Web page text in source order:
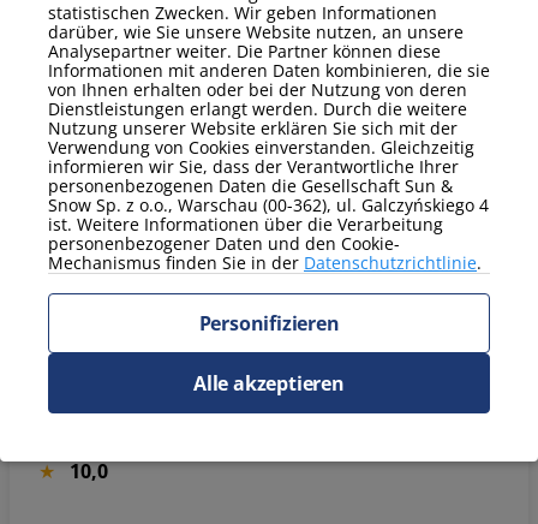
expandieren
9,8
Dziękujemy za opinię i przepraszamy za niedogodności związane z dostępem do apartamentu, wyposażeniem oraz czystością. Przekazaliśmy zgłoszenie do zespołu operacyjnego, aby poprawić jakość obsługi i komfort pobytu w przyszłości. Pozdrawiam, Joanna Sun&Snow
expandieren
Hinzugefügt: 21.8.2025
Łukasz
12 Tage, August 2025
10,0
statistischen Zwecken. Wir geben Informationen
darüber, wie Sie unsere Website nutzen, an unsere
Analysepartner weiter. Die Partner können diese
Informationen mit anderen Daten kombinieren, die sie
von Ihnen erhalten oder bei der Nutzung von deren
Dienstleistungen erlangt werden. Durch die weitere
Nutzung unserer Website erklären Sie sich mit der
Verwendung von Cookies einverstanden. Gleichzeitig
informieren wir Sie, dass der Verantwortliche Ihrer
personenbezogenen Daten die Gesellschaft Sun &
Snow Sp. z o.o., Warschau (00-362), ul. Galczyńskiego 4
ist. Weitere Informationen über die Verarbeitung
personenbezogener Daten und den Cookie-
Mechanismus finden Sie in der Datenschutzrichtlinie.
Personifizieren
Alle akzeptieren